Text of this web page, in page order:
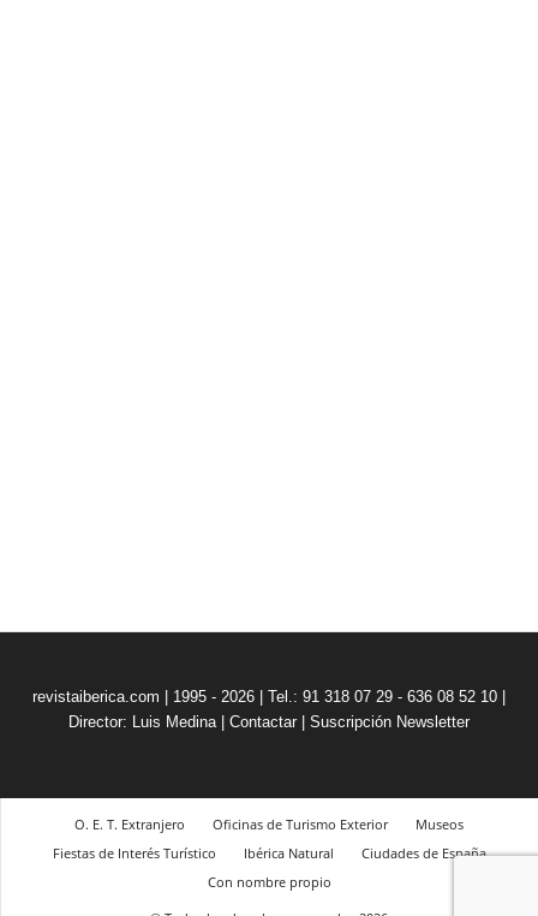
revistaiberica.com | 1995 - 2026 | Tel.: 91 318 07 29 - 636 08 52 10 |
Director: Luis Medina | Contactar | Suscripción Newsletter
O. E. T. Extranjero Oficinas de Turismo Exterior
Museos
Fiestas de Interés Turístico
Ibérica Natural
Ciudades de España
Con nombre propio